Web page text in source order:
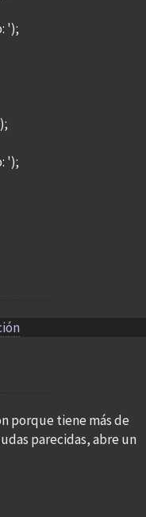
');
');
porque tiene más de
parecidas, abre un